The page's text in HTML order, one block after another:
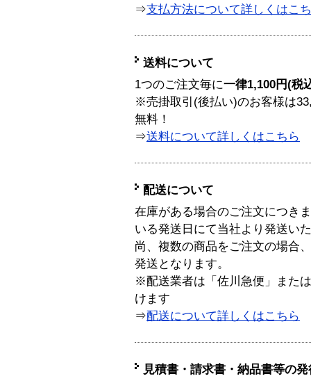
⇒支払方法について詳しくはこ
送料について
1つのご注文毎に一律1,100円(税
※売掛取引(後払い)のお客様は
無料！
⇒送料について詳しくはこちら
配送について
在庫がある場合のご注文につき
いる発送日にて当社より発送い
尚、複数の商品をご注文の場合
発送となります。
※配送業者は「佐川急便」また
けます
⇒配送について詳しくはこちら
見積書・請求書・納品書等の